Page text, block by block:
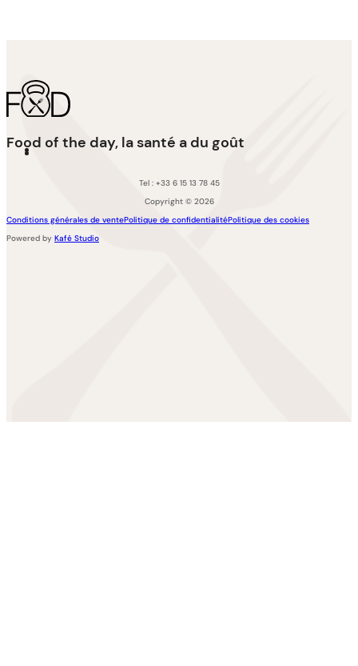
Food of the day, la santé a du goût
Tel : +33 6 15 13 78 45
Copyright © 2026
Conditions générales de ventePolitique de confidentialitéPolitique des cookies
Powered by Kafé Studio